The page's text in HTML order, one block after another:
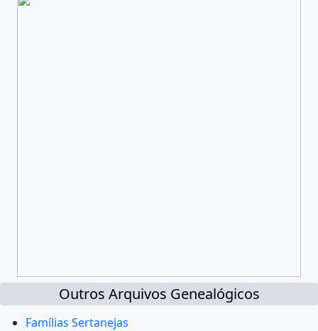
Outros Arquivos Genealógicos
Famílias Sertanejas